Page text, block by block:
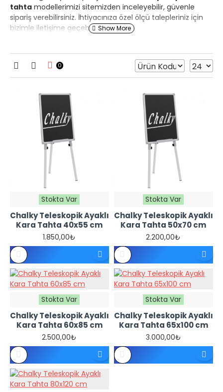
tahta modellerimizi sitemizden inceleyebilir, güvenle
sipariş verebilirsiniz. İhtiyacınıza özel ölçü talepleriniz için
bizimle iletişime geçebilirsiniz.
0
Stokta Var
Chalky Teleskopik Ayaklı
Kara Tahta 40x55 cm
1.850,00₺
Stokta Var
Chalky Teleskopik Ayaklı
Kara Tahta 50x70 cm
2.200,00₺
Stokta Var
Chalky Teleskopik Ayaklı
Kara Tahta 60x85 cm
2.500,00₺
Stokta Var
Chalky Teleskopik Ayaklı
Kara Tahta 65x100 cm
3.000,00₺